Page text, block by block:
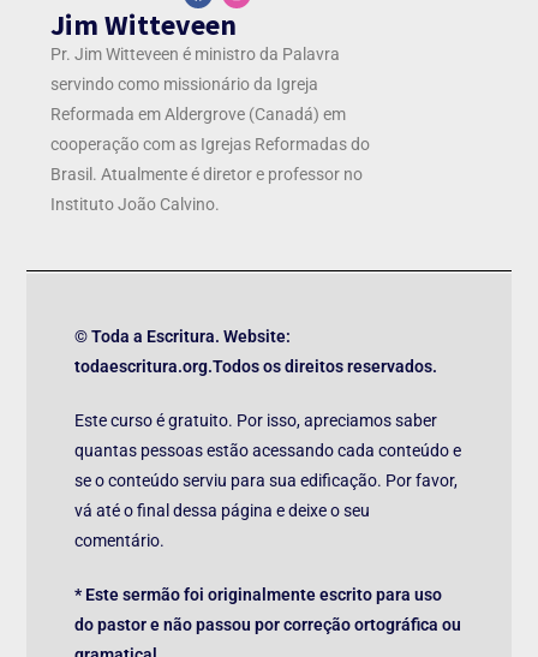
Jim Witteveen
Pr. Jim Witteveen é ministro da Palavra
servindo como missionário da Igreja
Reformada em Aldergrove (Canadá) em
cooperação com as Igrejas Reformadas do
Brasil. Atualmente é diretor e professor no
Instituto João Calvino.
© Toda a Escritura. Website:
todaescritura.org.Todos os direitos reservados.
Este curso é gratuito. Por isso, apreciamos saber
quantas pessoas estão acessando cada conteúdo e
se o conteúdo serviu para sua edificação. Por favor,
vá até o final dessa página e deixe o seu
comentário.
* Este sermão foi originalmente escrito para uso
do pastor e não passou por correção ortográfica ou